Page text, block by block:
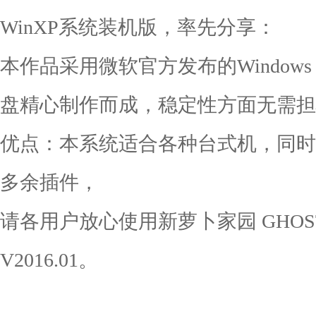
WinXP系统装机版，率先分享：
本作品采用微软官方发布的
盘精心制作而成，稳定性方面无需
优点：本系统适合各种台式机，同
多余插件，
请各用户放心使用新萝卜家园
V2016.01。